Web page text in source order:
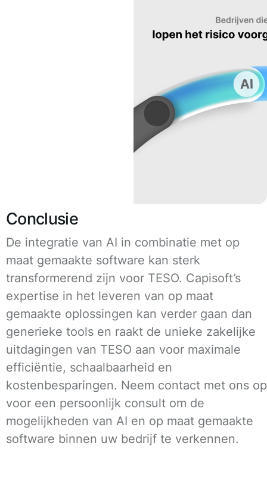
Conclusie
De integratie van AI in combinatie met op
maat gemaakte software kan sterk
transformerend zijn voor TESO. Capisoft’s
expertise in het leveren van op maat
gemaakte oplossingen kan verder gaan dan
generieke tools en raakt de unieke zakelijke
uitdagingen van TESO aan voor maximale
efficiëntie, schaalbaarheid en
kostenbesparingen. Neem contact met ons op
voor een persoonlijk consult om de
mogelijkheden van AI en op maat gemaakte
software binnen uw bedrijf te verkennen.